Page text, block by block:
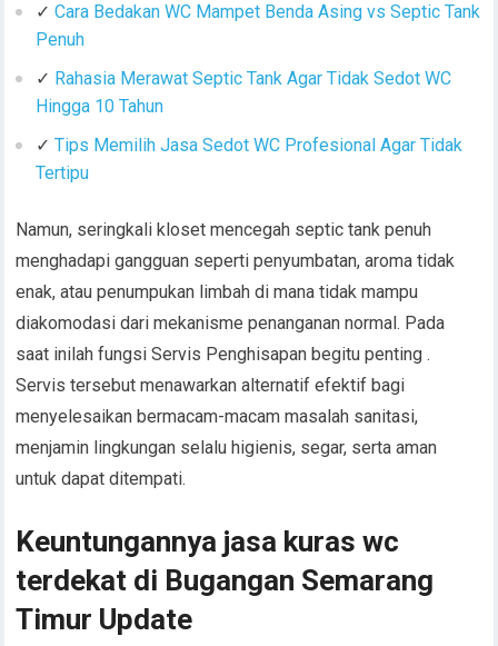
✓ Cara Bedakan WC Mampet Benda Asing vs Septic Tank
Penuh
✓ Rahasia Merawat Septic Tank Agar Tidak Sedot WC
Hingga 10 Tahun
✓ Tips Memilih Jasa Sedot WC Profesional Agar Tidak
Tertipu
Namun, seringkali kloset mencegah septic tank penuh
menghadapi gangguan seperti penyumbatan, aroma tidak
enak, atau penumpukan limbah di mana tidak mampu
diakomodasi dari mekanisme penanganan normal. Pada
saat inilah fungsi Servis Penghisapan begitu penting .
Servis tersebut menawarkan alternatif efektif bagi
menyelesaikan bermacam-macam masalah sanitasi,
menjamin lingkungan selalu higienis, segar, serta aman
untuk dapat ditempati.
Keuntungannya jasa kuras wc
terdekat di Bugangan Semarang
Timur Update